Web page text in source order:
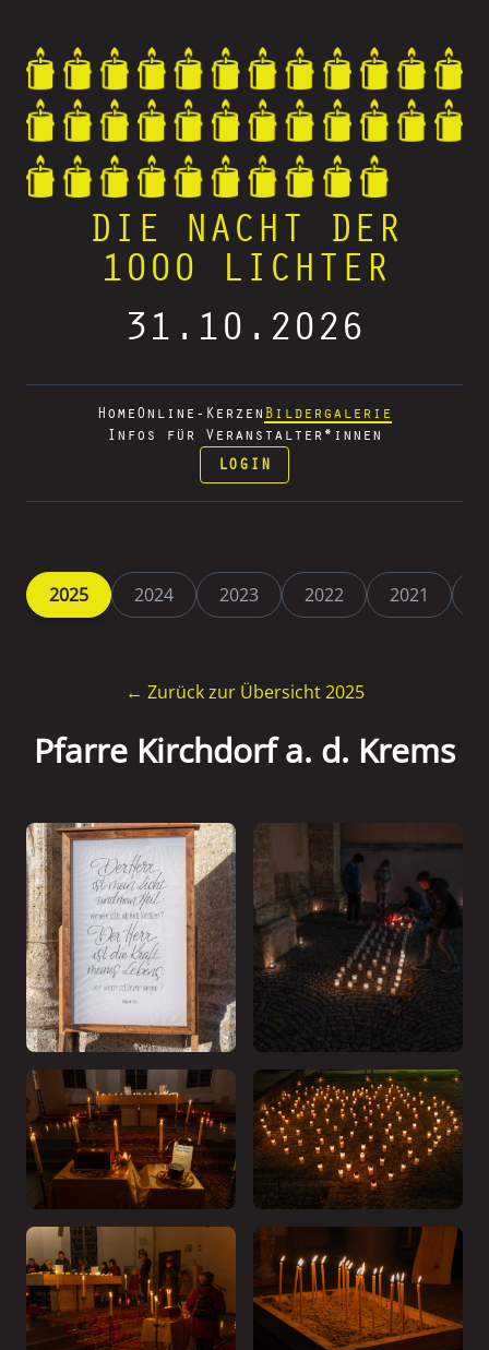
DIE NACHT DER
1000 LICHTER
31.10.2026
Home Online-Kerzen Bildergalerie
Infos für Veranstalter*innen
LOGIN
2025 2024 2023 2022 2021
← Zurück zur Übersicht 2025
Pfarre Kirchdorf a. d. Krems